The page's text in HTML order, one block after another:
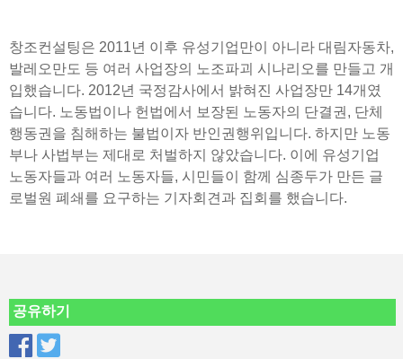
창조컨설팅은 2011년 이후 유성기업만이 아니라 대림자동차,
발레오만도 등 여러 사업장의 노조파괴 시나리오를 만들고 개
입했습니다. 2012년 국정감사에서 밝혀진 사업장만 14개였
습니다. 노동법이나 헌법에서 보장된 노동자의 단결권, 단체
행동권을 침해하는 불법이자 반인권행위입니다. 하지만 노동
부나 사법부는 제대로 처벌하지 않았습니다. 이에 유성기업
노동자들과 여러 노동자들, 시민들이 함께 심종두가 만든 글
로벌원 폐쇄를 요구하는 기자회견과 집회를 했습니다.
공유하기